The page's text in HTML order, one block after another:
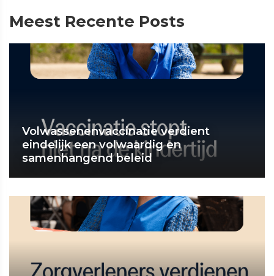
Meest Recente Posts
Volwassenenvaccinatie verdient
eindelijk een volwaardig en
samenhangend beleid